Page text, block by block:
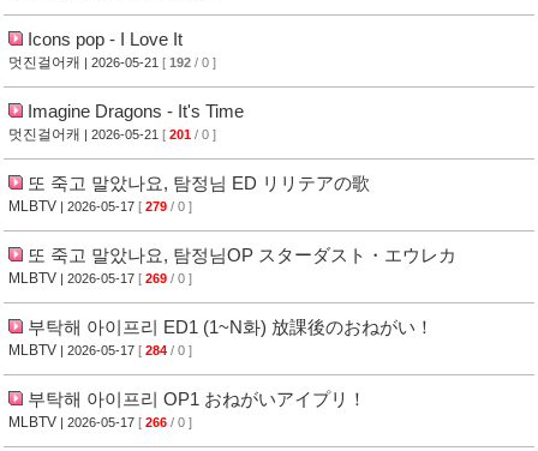
Icons pop - I Love It
멋진걸어캐 | 2026-05-21 [ 192 / 0 ]
Imagine Dragons - It's Time
멋진걸어캐 | 2026-05-21 [ 201 / 0 ]
또 죽고 말았나요, 탐정님 ED リリテアの歌
MLBTV | 2026-05-17 [ 279 / 0 ]
또 죽고 말았나요, 탐정님OP スターダスト・エウレカ
MLBTV | 2026-05-17 [ 269 / 0 ]
부탁해 아이프리 ED1 (1~N화) 放課後のおねがい！
MLBTV | 2026-05-17 [ 284 / 0 ]
부탁해 아이프리 OP1 おねがいアイプリ！
MLBTV | 2026-05-17 [ 266 / 0 ]